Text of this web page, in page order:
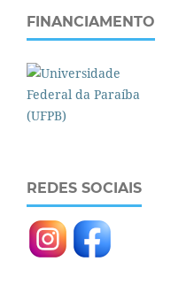
FINANCIAMENTO
REDES SOCIAIS